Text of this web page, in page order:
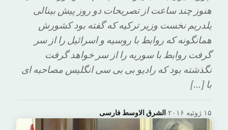
هنوز چند ساعت از تصریحات دو روز پیش بینالی
یلدریم نخست وزیر ترکیه که گفته بود کشورش
همانگونه که روابط با روسیه و اسرائیل را از سر
گرفت روابط با سوریه را از سر خواهد گرفت
نگذشته بود که رادیو بی بی سی انگلیس مصاحبه ای
با […]
الشرق الاوسط فارسی· ۱۵ ژوئیه ۲۰۱۶